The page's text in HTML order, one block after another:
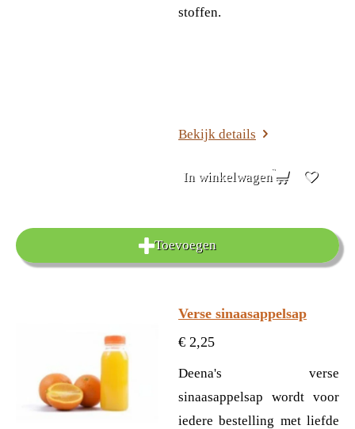
stof­fen.
Bekijk details
In winkelwagen
Toevoegen
Verse sinaasappelsap
€ 2,25
Deena's verse
sinaasappelsap wordt voor
iedere bestelling met liefde